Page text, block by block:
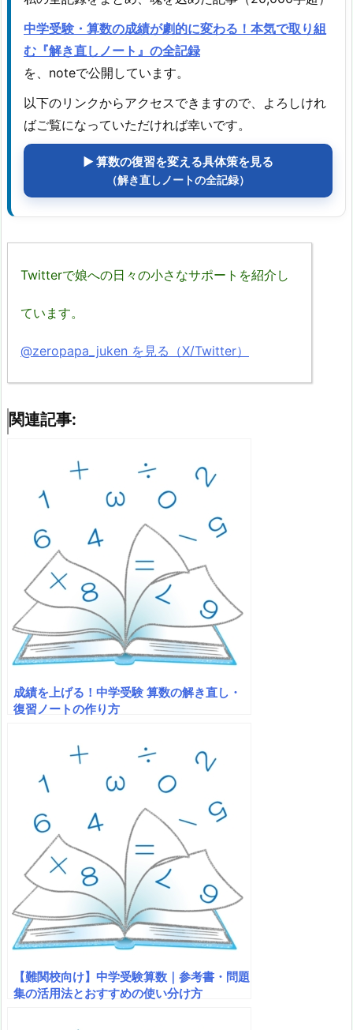
中学受験・算数の成績が劇的に変わる！本気で取り組
む『解き直しノート』の全記録
を、noteで公開しています。
以下のリンクからアクセスできますので、よろしけれ
ばご覧になっていただければ幸いです。
▶ 算数の復習を変える具体策を見る
（解き直しノートの全記録）
Twitterで娘への日々の小さなサポートを紹介し
ています。
@zeropapa_juken を見る（X/Twitter）
関連記事:
成績を上げる！中学受験 算数の解き直し・
復習ノートの作り方
【難関校向け】中学受験算数｜参考書・問題
集の活用法とおすすめの使い分け方